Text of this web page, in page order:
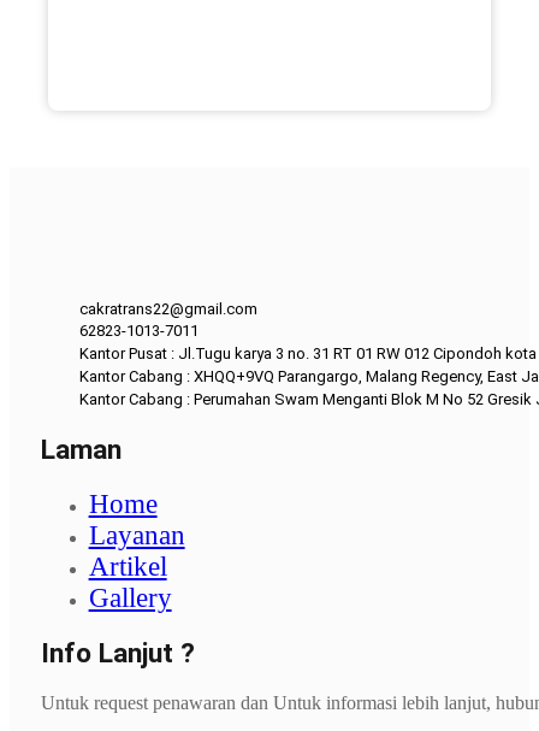
cakratrans22@gmail.com
62823-1013-7011
Kantor Pusat : Jl.Tugu karya 3 no. 31 RT 01 RW 012 Cipondoh
Kantor Cabang : XHQQ+9VQ Parangargo, Malang Regency, East
Kantor Cabang : Perumahan Swam Menganti Blok M No 52 Gresik
Laman
Home
Layanan
Artikel
Gallery
Info Lanjut ?
Untuk request penawaran dan Untuk informasi lebih lanjut,